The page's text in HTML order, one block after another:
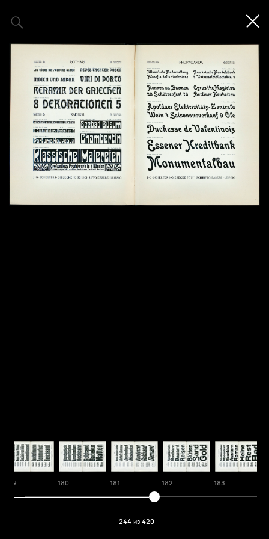
179 180 181 182 183
244 из 420